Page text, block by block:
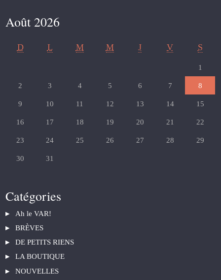
Août 2026
D L M M J V S
1
2 3 4 5 6 7 8
9 10 11 12 13 14 15
16 17 18 19 20 21 22
23 24 25 26 27 28 29
30 31
Catégories
Ah le VAR!
BRÈVES
DE PETITS RIENS
LA BOUTIQUE
NOUVELLES